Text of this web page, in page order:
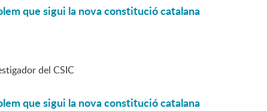
que sigui la nova constitució catalana
del CSIC
que sigui la nova constitució catalana